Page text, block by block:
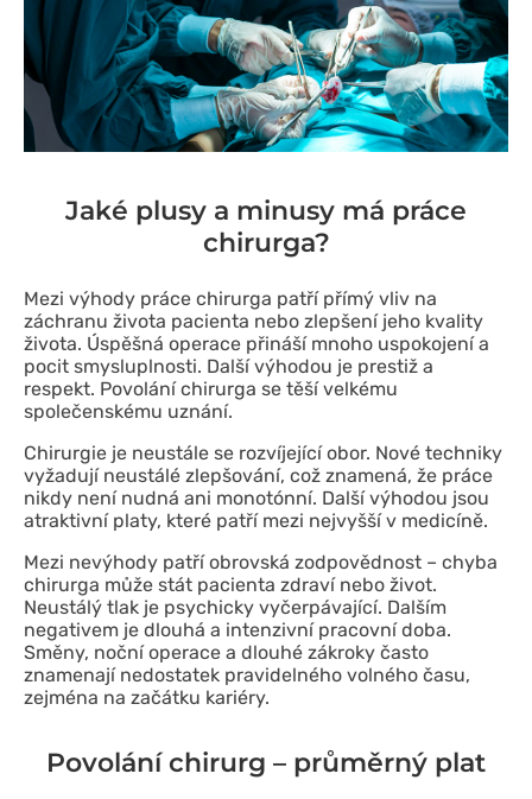
Jaké plusy a minusy má práce
chirurga?
Mezi výhody práce chirurga patří přímý vliv na
záchranu života pacienta nebo zlepšení jeho kvality
života. Úspěšná operace přináší mnoho uspokojení a
pocit smysluplnosti. Další výhodou je prestiž a
respekt. Povolání chirurga se těší velkému
společenskému uznání.
Chirurgie je neustále se rozvíjející obor. Nové techniky
vyžadují neustálé zlepšování, což znamená, že práce
nikdy není nudná ani monotónní. Další výhodou jsou
atraktivní platy, které patří mezi nejvyšší v medicíně.
Mezi nevýhody patří obrovská zodpovědnost – chyba
chirurga může stát pacienta zdraví nebo život.
Neustálý tlak je psychicky vyčerpávající. Dalším
negativem je dlouhá a intenzivní pracovní doba.
Směny, noční operace a dlouhé zákroky často
znamenají nedostatek pravidelného volného času,
zejména na začátku kariéry.
Povolání chirurg – průměrný plat